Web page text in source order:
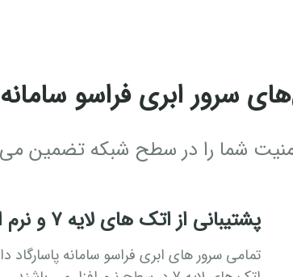
سرور ابری فراسو سامانه
شما را در سطح شبکه تضمین می
پشتیبانی از اتک های لایه 7 و نرم افزاری
تمامی سرور های ابری فراسو سامانه